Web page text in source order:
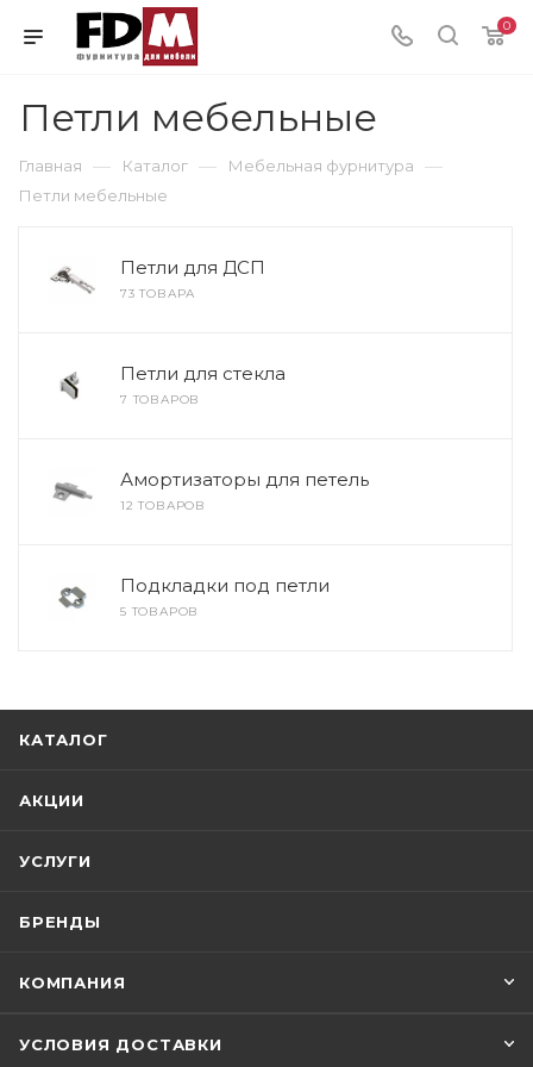
0
Петли мебельные
Главная — Каталог — Мебельная фурнитура —
Петли мебельные
Петли для ДСП
73 ТОВАРА
Петли для стекла
7 ТОВАРОВ
Амортизаторы для петель
12 ТОВАРОВ
Подкладки под петли
5 ТОВАРОВ
КАТАЛОГ
АКЦИИ
УСЛУГИ
БРЕНДЫ
КОМПАНИЯ
УСЛОВИЯ ДОСТАВКИ